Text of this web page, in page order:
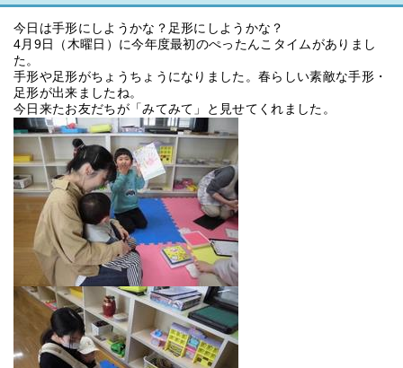
今日は手形にしようかな？足形にしようかな？
4月9日（木曜日）に今年度最初のぺったんこタイムがありまし
た。
手形や足形がちょうちょうになりました。春らしい素敵な手形・
足形が出来ましたね。
今日来たお友だちが「みてみて」と見せてくれました。